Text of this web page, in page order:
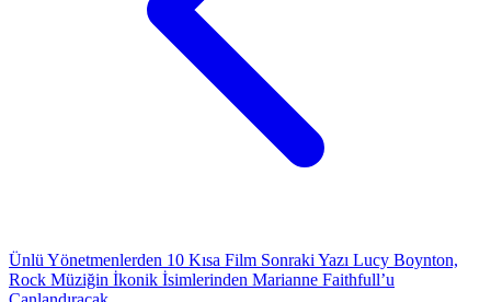
Ünlü Yönetmenlerden 10 Kısa Film Sonraki Yazı Lucy Boynton,
Rock Müziğin İkonik İsimlerinden Marianne Faithfull’u